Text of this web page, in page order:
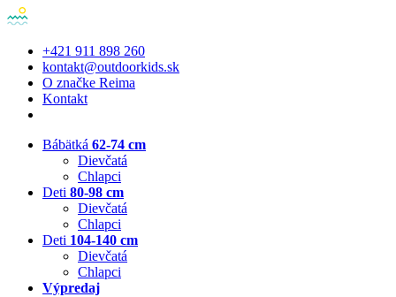
+421 911 898 260
kontakt@outdoorkids.sk
O značke Reima
Kontakt
Bábätká 62-74 cm
Dievčatá
Chlapci
Deti 80-98 cm
Dievčatá
Chlapci
Deti 104-140 cm
Dievčatá
Chlapci
Výpredaj